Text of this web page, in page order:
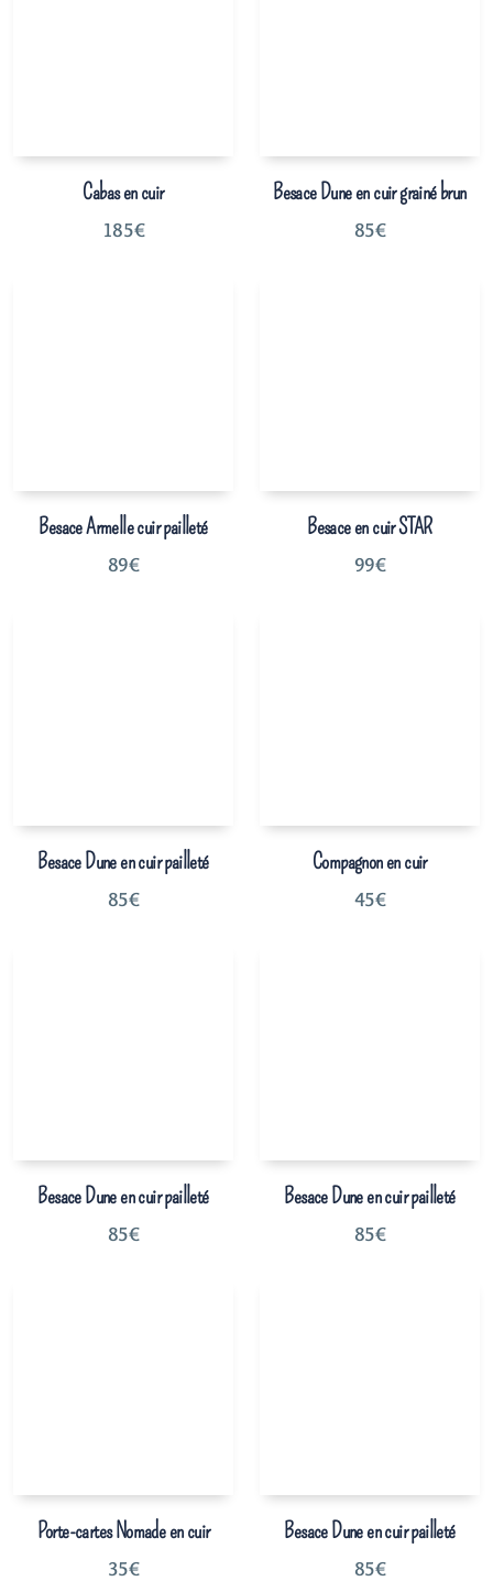
Cabas en cuir
185€
Besace Dune en cuir grainé brun
85€
Besace Armelle cuir pailleté
89€
Besace en cuir STAR
99€
Besace Dune en cuir pailleté
85€
Compagnon en cuir
45€
Besace Dune en cuir pailleté
85€
Besace Dune en cuir pailleté
85€
Porte-cartes Nomade en cuir
35€
Besace Dune en cuir pailleté
85€